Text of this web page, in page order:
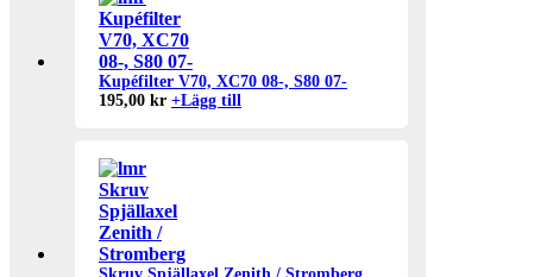
Kupéfilter V70, XC70 08-, S80 07-
195,00 kr +Lägg till